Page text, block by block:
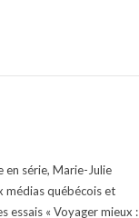
en série, Marie-Julie
médias québécois et
essais « Voyager mieux :